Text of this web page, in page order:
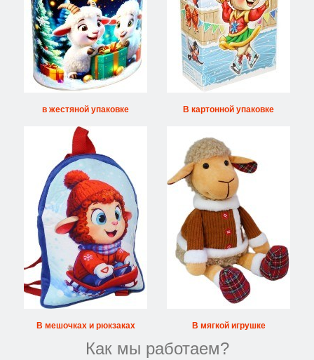
в жестяной упаковке В картонной упаковке
В мешочках и рюкзаках В мягкой игрушке
Как мы работаем?